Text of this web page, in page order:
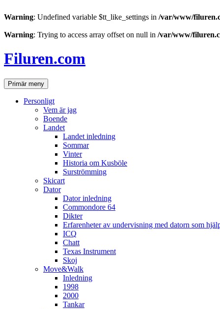
Warning: Undefined variable $tt_like_settings in /var/www/
Warning: Trying to access array offset on null in /var/www/
till
innehåll
Filuren.com
SökPrimär meny
Personligt
Vem är jag
Boende
Landet
Landet inledning
Sommar
Vinter
Historia om Kusböle
Surströmming
Skicart
Dator
Dator inledning
Commondore 64
Dikter
Erfarenheter av undervisning med datorn som
ICQ
Chatt
Texas Instrument
Skoj
Move&Walk
Inledning
1998
2000
Tankar